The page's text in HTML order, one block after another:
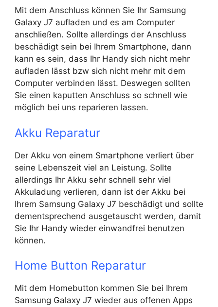
Mit dem Anschluss können Sie Ihr Samsung
Galaxy J7 aufladen und es am Computer
anschließen. Sollte allerdings der Anschluss
beschädigt sein bei Ihrem Smartphone, dann
kann es sein, dass Ihr Handy sich nicht mehr
aufladen lässt bzw sich nicht mehr mit dem
Computer verbinden lässt. Deswegen sollten
Sie einen kaputten Anschluss so schnell wie
möglich bei uns reparieren lassen.
Akku Reparatur
Der Akku von einem Smartphone verliert über
seine Lebenszeit viel an Leistung. Sollte
allerdings Ihr Akku sehr schnell sehr viel
Akkuladung verlieren, dann ist der Akku bei
Ihrem Samsung Galaxy J7 beschädigt und sollte
dementsprechend ausgetauscht werden, damit
Sie Ihr Handy wieder einwandfrei benutzen
können.
Home Button Reparatur
Mit dem Homebutton kommen Sie bei Ihrem
Samsung Galaxy J7 wieder aus offenen Apps